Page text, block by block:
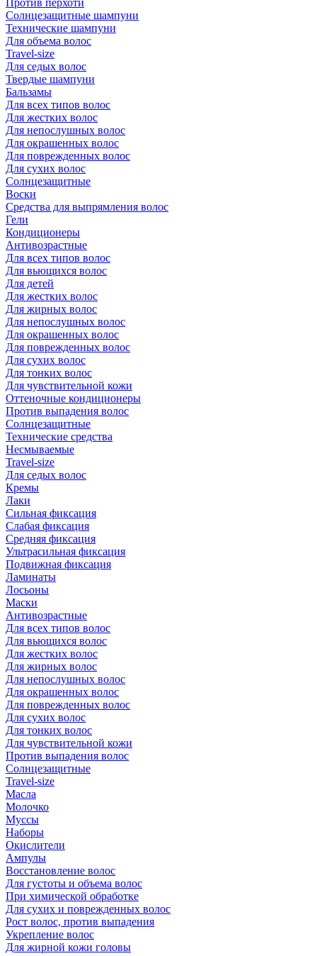
Против перхоти
Солнцезащитные шампуни
Технические шампуни
Для объема волос
Travel-size
Для седых волос
Твердые шампуни
Бальзамы
Для всех типов волос
Для жестких волос
Для непослушных волос
Для окрашенных волос
Для поврежденных волос
Для сухих волос
Солнцезащитные
Воски
Средства для выпрямления волос
Гели
Кондиционеры
Антивозрастные
Для всех типов волос
Для вьющихся волос
Для детей
Для жестких волос
Для жирных волос
Для непослушных волос
Для окрашенных волос
Для поврежденных волос
Для сухих волос
Для тонких волос
Для чувствительной кожи
Оттеночные кондиционеры
Против выпадения волос
Солнцезащитные
Технические средства
Несмываемые
Travel-size
Для седых волос
Кремы
Лаки
Сильная фиксация
Слабая фиксация
Средняя фиксация
Ультрасильная фиксация
Подвижная фиксация
Ламинаты
Лосьоны
Маски
Антивозрастные
Для всех типов волос
Для вьющихся волос
Для жестких волос
Для жирных волос
Для непослушных волос
Для окрашенных волос
Для поврежденных волос
Для сухих волос
Для тонких волос
Для чувствительной кожи
Против выпадения волос
Солнцезащитные
Travel-size
Масла
Молочко
Муссы
Наборы
Окислители
Ампулы
Восстановление волос
Для густоты и объема волос
При химической обработке
Для сухих и поврежденных волос
Рост волос, против выпадения
Укрепление волос
Для жирной кожи головы